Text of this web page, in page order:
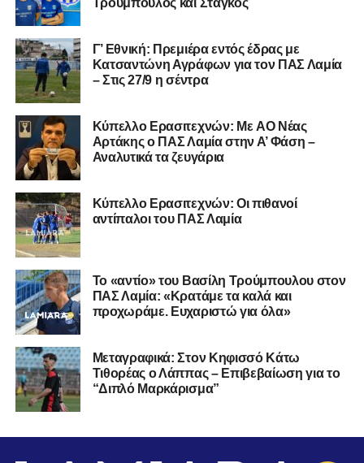
Τρούμπουλος και Στάγκος
Γ’ Εθνική: Πρεμιέρα εντός έδρας με
Κατσαντώνη Αγράφων για τον ΠΑΣ Λαμία
– Στις 27/9 η σέντρα
Kύπελλο Ερασιτεχνών: Με AO Nέας
Αρτάκης ο ΠΑΣ Λαμία στην Α’ Φάση –
Αναλυτικά τα ζευγάρια
Κύπελλο Ερασιτεχνών: Οι πιθανοί
αντίπαλοι του ΠΑΣ Λαμία
Το «αντίο» του Βασίλη Τρούμπουλου στον
ΠΑΣ Λαμία: «Κρατάμε τα καλά και
προχωράμε. Ευχαριστώ για όλα»
Μεταγραφικά: Στον Κηφισσό Κάτω
Τιθορέας ο Λάππας – Επιβεβαίωση για το
“Διπλό Μαρκάρισμα”